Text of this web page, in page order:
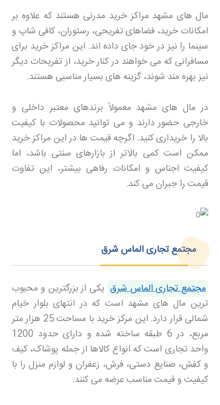
مال های مشهد مراکز خرید مدرنی هستند که علاوه بر
امکانات خرید، فضاهای تفریحی، رستوران، کافی شاپ و
سینما را نیز در خود جای داده اند. این مراکز خرید برای
مسافرانی که می خواهند در کنار خرید، از تفریحات دیگر
نیز بهره مند شوند، گزینه های بسیار مناسبی هستند.
در مال های مشهد معمولاً برندهای معتبر داخلی و
خارجی حضور دارند و می توانید محصولات با کیفیت
بالا را خریداری کنید. اگرچه قیمت ها در این مراکز خرید
ممکن است کمی بالاتر از بازارهای سنتی باشد، اما
کیفیت اجناس و امکانات رفاهی بیشتر، این تفاوت
قیمت را جبران می کند.
مجتمع تجاری الماس شرق
مجتمع تجاری الماس شرق یکی از بزرگترین و محبوب
ترین مال های مشهد است که در انتهای بلوار خیام
شمالی قرار دارد. این مرکز خرید با مساحت 25 هزار متر
مربع، در 6 طبقه ساخته شده و دارای حدود 1200
واحد تجاری است که انواع کالاها از جمله پوشاک، کیف
و کفش، صنایع دستی، فرش، زعفران و لوازم منزل را با
کیفیت و قیمت مناسب عرضه می کنند.